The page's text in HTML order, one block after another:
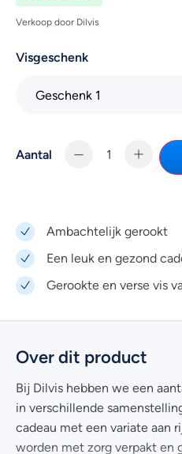
Verkoop door Dilvis
Visgeschenk
Aantal
Ambachtelijk gerookt
Een leuk en gezond
Gerookte en verse vis
Over dit product
Bij Dilvis hebben we een
in verschillende
cadeau met een variate aan
worden met zorg verpakt en